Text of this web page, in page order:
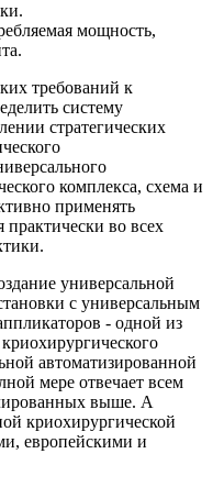
мощность,
требований к
систему
стратегических
комплекса, схема и
применять
во всех
универсальной
с универсальным
- одной из
автоматизированной
мере отвечает всем
выше. А
криохирургической
европейскими и